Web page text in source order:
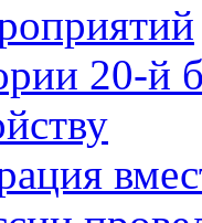
20-й